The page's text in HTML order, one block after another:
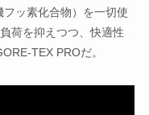
フッ素化合物）を一切使
荷を抑えつつ、快適性
TEX PROだ。